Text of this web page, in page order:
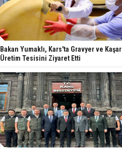
Bakan Yumaklı, Kars'ta Gravyer ve Kaşar
Üretim Tesisini Ziyaret Etti